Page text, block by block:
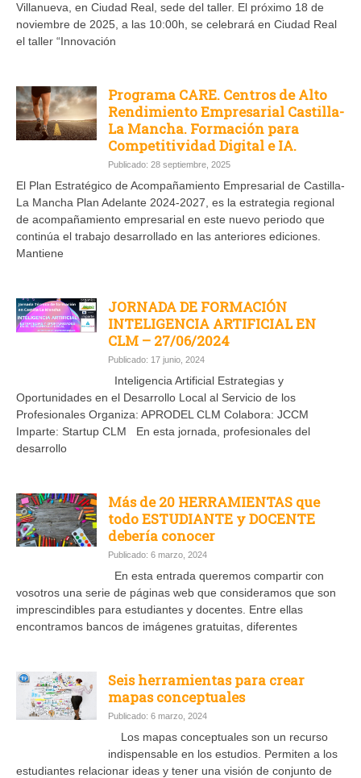
Villanueva, en Ciudad Real, sede del taller. El próximo 18 de
noviembre de 2025, a las 10:00h, se celebrará en Ciudad Real
el taller “Innovación
Programa CARE. Centros de Alto
Rendimiento Empresarial Castilla-
La Mancha. Formación para
Competitividad Digital e IA.
Publicado: 28 septiembre, 2025
El Plan Estratégico de Acompañamiento Empresarial de Castilla-
La Mancha Plan Adelante 2024-2027, es la estrategia regional
de acompañamiento empresarial en este nuevo periodo que
continúa el trabajo desarrollado en las anteriores ediciones.
Mantiene
JORNADA DE FORMACIÓN
INTELIGENCIA ARTIFICIAL EN
CLM – 27/06/2024
Publicado: 17 junio, 2024
Inteligencia Artificial Estrategias y
Oportunidades en el Desarrollo Local al Servicio de los
Profesionales Organiza: APRODEL CLM Colabora: JCCM
Imparte: Startup CLM En esta jornada, profesionales del
desarrollo
Más de 20 HERRAMIENTAS que
todo ESTUDIANTE y DOCENTE
debería conocer
Publicado: 6 marzo, 2024
En esta entrada queremos compartir con
vosotros una serie de páginas web que consideramos que son
imprescindibles para estudiantes y docentes. Entre ellas
encontramos bancos de imágenes gratuitas, diferentes
Seis herramientas para crear
mapas conceptuales
Publicado: 6 marzo, 2024
Los mapas conceptuales son un recurso
indispensable en los estudios. Permiten a los
estudiantes relacionar ideas y tener una visión de conjunto de